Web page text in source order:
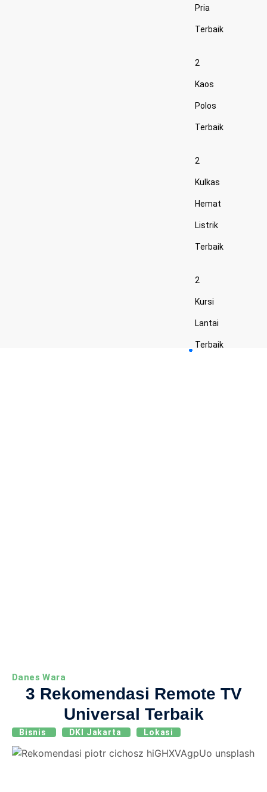
Pria
Terbaik
2
Kaos
Polos
Terbaik
2
Kulkas
Hemat
Listrik
Terbaik
2
Kursi
Lantai
Terbaik
Danes Wara
3 Rekomendasi Remote TV
Universal Terbaik
Bisnis DKI Jakarta Lokasi